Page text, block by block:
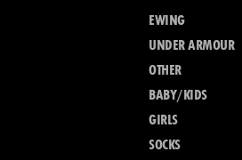
EWING
UNDER ARMOUR
OTHER
BABY/KIDS
GIRLS
SOCKS